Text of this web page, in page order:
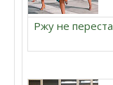
Ржу не